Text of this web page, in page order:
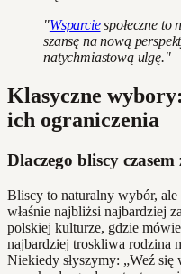
"Wsparciespołeczne to
szansę na nową
natychmiastową
Klasyczne
ich ograniczenia
Dlaczego bliscy czasem
Bliscy to naturalny wybór, ale
właśnie najbliżsi najbardziej
polskiej kulturze, gdzie
najbardziej troskliwa rodzina
Niekiedy słyszymy: „Weź się